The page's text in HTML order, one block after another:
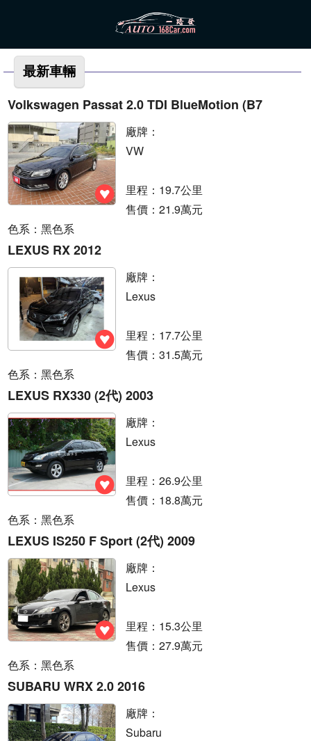
最新車輛
Volkswagen Passat 2.0 TDI BlueMotion (B7
廠牌：
VW
里程：19.7公里
售價：21.9萬元
色系：黑色系
LEXUS RX 2012
廠牌：
Lexus
里程：17.7公里
售價：31.5萬元
色系：黑色系
LEXUS RX330 (2代) 2003
廠牌：
Lexus
里程：26.9公里
售價：18.8萬元
色系：黑色系
LEXUS IS250 F Sport (2代) 2009
廠牌：
Lexus
里程：15.3公里
售價：27.9萬元
色系：黑色系
SUBARU WRX 2.0 2016
廠牌：
Subaru